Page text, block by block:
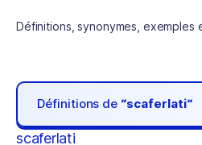
Définitions, synonymes, exemples
Définitions de “scaferlati“
scaferlati